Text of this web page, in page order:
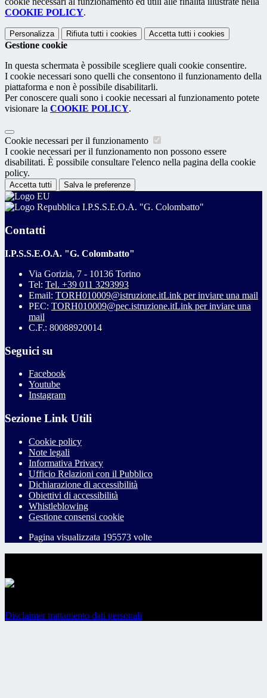
COOKIE POLICY.
Personalizza Rifiuta tutti i cookies Accetta tutti i cookies
Gestione cookie
In questa schermata è possibile scegliere quali cookie consentire.
I cookie necessari sono quelli che consentono il funzionamento della
piattaforma e non è possibile disabilitarli.
Per conoscere quali sono i cookie necessari al funzionamento potete
visionare la COOKIE POLICY.
Cookie necessari per il funzionamento
I cookie necessari per il funzionamento non possono essere
disabilitati. È possibile consultare l'elenco nella pagina della cookie
policy.
Accetta tutti Salva le preferenze
I.P.S.S.E.O.A. "G. Colombatto"
Contatti
I.P.S.S.E.O.A. "G. Colombatto"
Via Gorizia, 7 - 10136 Torino
Tel: Tel. +39 011 3293993
Email: TORH010009@istruzione.itLink per inviare una mail
PEC: TORH010009@pec.istruzione.itLink per inviare una
mail
C.F.: 80088920014
Seguici su
Facebook
Youtube
Instagram
Sezione Link Utili
Cookie policy
Note legali
Informativa Privacy
Ufficio Relazioni con il Pubblico
Dichiarazione di accessibilità
Obiettivi di accessibilità
Whistleblowing
Gestione consensi cookie
Pagina visualizzata 195573 volte
Disclaimer trattamento dati personali